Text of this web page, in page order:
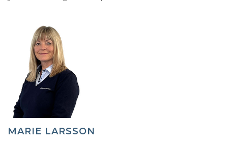
MARIE LARSSON